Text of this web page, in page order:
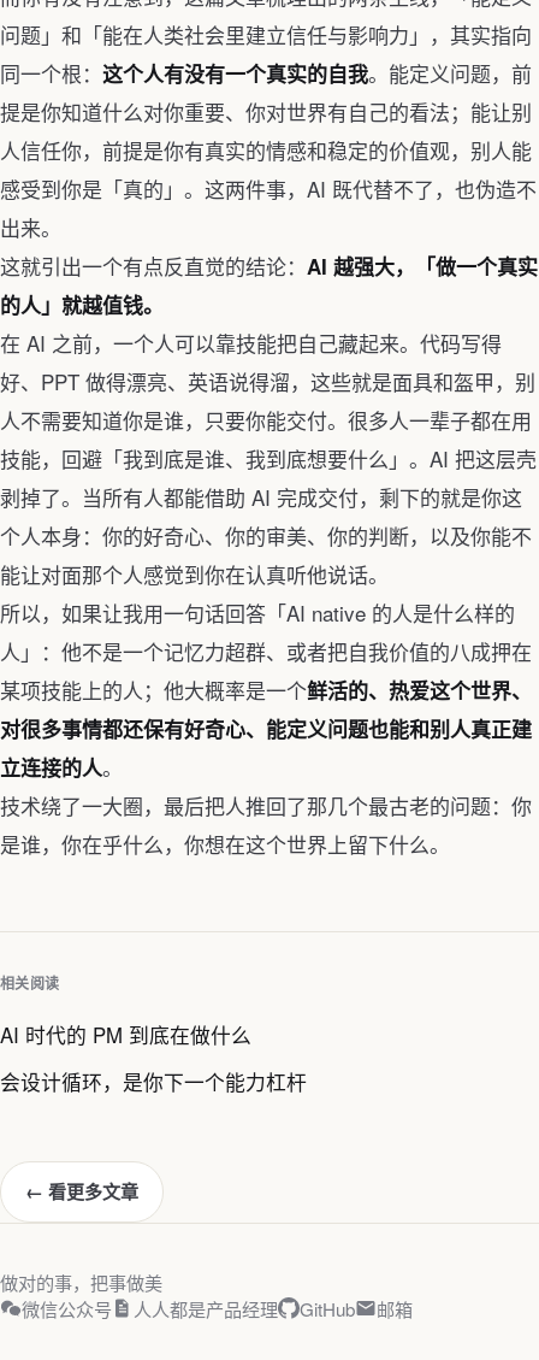
问题」和「能在人类社会里建立信任与影响力」，其实指向
同一个根： 这个人有没有一个真实的自我。能定义问题，前
提是你知道什么对你重要、你对世界有自己的看法；能让别
人信任你，前提是你有真实的情感和稳定的价值观，别人能
感受到你是「真的」。这两件事，AI 既代替不了，也伪造不
出来。
这就引出一个有点反直觉的结论： AI 越强大，「做一个真实
的人」就越值钱。
在 AI 之前，一个人可以靠技能把自己藏起来。代码写得
好、PPT 做得漂亮、英语说得溜，这些就是面具和盔甲，别
人不需要知道你是谁，只要你能交付。很多人一辈子都在用
技能，回避「我到底是谁、我到底想要什么」。AI 把这层壳
剥掉了。当所有人都能借助 AI 完成交付，剩下的就是你这
个人本身：你的好奇心、你的审美、你的判断，以及你能不
能让对面那个人感觉到你在认真听他说话。
所以，如果让我用一句话回答「AI native 的人是什么样的
人」：他不是一个记忆力超群、或者把自我价值的八成押在
某项技能上的人；他大概率是一个鲜活的、热爱这个世界、
对很多事情都还保有好奇心、能定义问题也能和别人真正建
立连接的人。
技术绕了一大圈，最后把人推回了那几个最古老的问题：你
是谁，你在乎什么，你想在这个世界上留下什么。
相关阅读
AI 时代的 PM 到底在做什么
会设计循环，是你下一个能力杠杆
← 看更多文章
做对的事，把事做美
微信公众号
人人都是产品经理 GitHub 邮箱